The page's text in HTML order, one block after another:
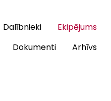
Dalībnieki
Ekipējums
Dokumenti Arhīvs